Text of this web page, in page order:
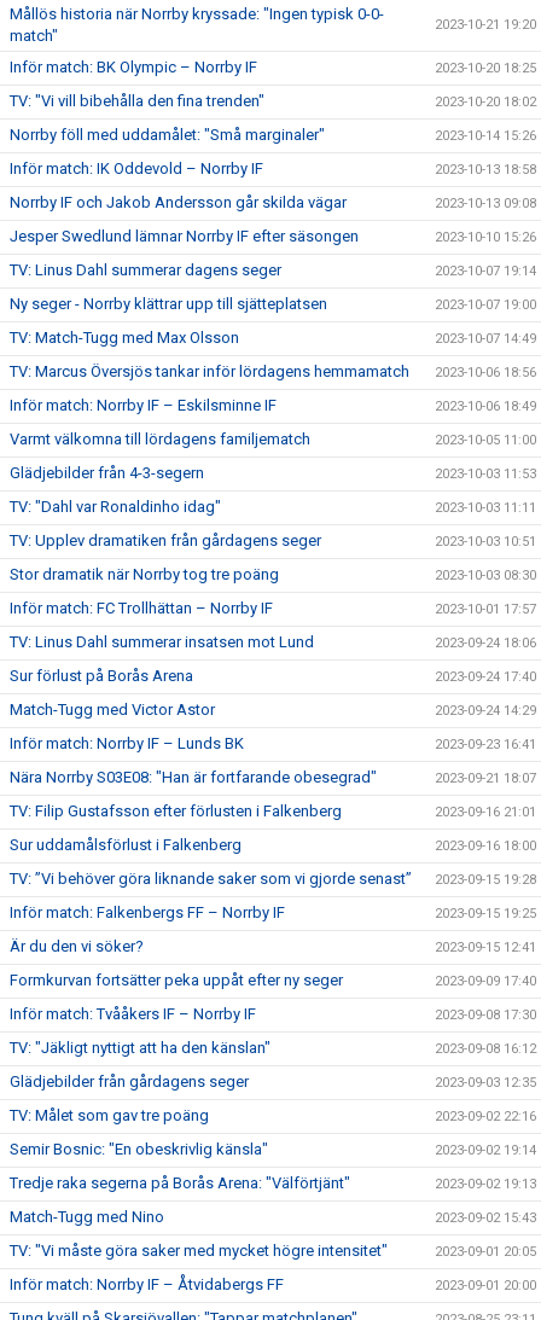
Mållös historia när Norrby kryssade: "Ingen typisk 0-0-
match"
2023-10-21 19:20
Inför match: BK Olympic – Norrby IF 2023-10-20 18:25
TV: "Vi vill bibehålla den fina trenden" 2023-10-20 18:02
Norrby föll med uddamålet: "Små marginaler" 2023-10-14 15:26
Inför match: IK Oddevold – Norrby IF 2023-10-13 18:58
Norrby IF och Jakob Andersson går skilda vägar 2023-10-13 09:08
Jesper Swedlund lämnar Norrby IF efter säsongen 2023-10-10 15:26
TV: Linus Dahl summerar dagens seger 2023-10-07 19:14
Ny seger - Norrby klättrar upp till sjätteplatsen 2023-10-07 19:00
TV: Match-Tugg med Max Olsson 2023-10-07 14:49
TV: Marcus Översjös tankar inför lördagens hemmamatch 2023-10-06 18:56
Inför match: Norrby IF – Eskilsminne IF 2023-10-06 18:49
Varmt välkomna till lördagens familjematch 2023-10-05 11:00
Glädjebilder från 4-3-segern 2023-10-03 11:53
TV: "Dahl var Ronaldinho idag" 2023-10-03 11:11
TV: Upplev dramatiken från gårdagens seger 2023-10-03 10:51
Stor dramatik när Norrby tog tre poäng 2023-10-03 08:30
Inför match: FC Trollhättan – Norrby IF 2023-10-01 17:57
TV: Linus Dahl summerar insatsen mot Lund 2023-09-24 18:06
Sur förlust på Borås Arena 2023-09-24 17:40
Match-Tugg med Victor Astor 2023-09-24 14:29
Inför match: Norrby IF – Lunds BK 2023-09-23 16:41
Nära Norrby S03E08: "Han är fortfarande obesegrad" 2023-09-21 18:07
TV: Filip Gustafsson efter förlusten i Falkenberg 2023-09-16 21:01
Sur uddamålsförlust i Falkenberg 2023-09-16 18:00
TV: ”Vi behöver göra liknande saker som vi gjorde senast” 2023-09-15 19:28
Inför match: Falkenbergs FF – Norrby IF 2023-09-15 19:25
Är du den vi söker? 2023-09-15 12:41
Formkurvan fortsätter peka uppåt efter ny seger 2023-09-09 17:40
Inför match: Tvååkers IF – Norrby IF 2023-09-08 17:30
TV: "Jäkligt nyttigt att ha den känslan" 2023-09-08 16:12
Glädjebilder från gårdagens seger 2023-09-03 12:35
TV: Målet som gav tre poäng 2023-09-02 22:16
Semir Bosnic: "En obeskrivlig känsla" 2023-09-02 19:14
Tredje raka segerna på Borås Arena: "Välförtjänt" 2023-09-02 19:13
Match-Tugg med Nino 2023-09-02 15:43
TV: "Vi måste göra saker med mycket högre intensitet" 2023-09-01 20:05
Inför match: Norrby IF – Åtvidabergs FF 2023-09-01 20:00